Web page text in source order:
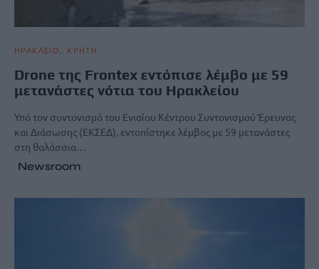
ΗΡΑΚΛΕΙΟ ΚΡΗΤΗ
Drone της Frontex εντόπισε λέμβο με 59
μετανάστες νότια του Ηρακλείου
Υπό τον συντονισμό του Ενιαίου Κέντρου Συντονισμού Έρευνας
και Διάσωσης (ΕΚΣΕΔ), εντοπίστηκε λέμβος με 59 μετανάστες
στη θαλάσσια…
Newsroom